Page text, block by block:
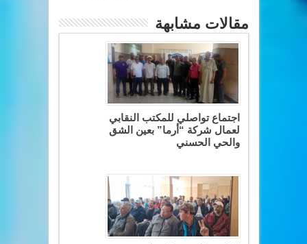
مقالات مشابهة
اجتماع تواصلي للمكتب النقابي
لعمال شركة “أرما” بعين الشق
والحي الحسني